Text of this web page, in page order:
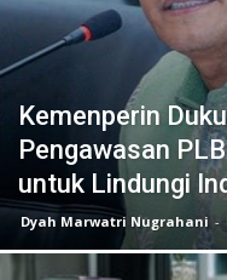
Kemenperin
Pengawasan
untuk Lindungi
Dyah Marwatri Nugrahani -